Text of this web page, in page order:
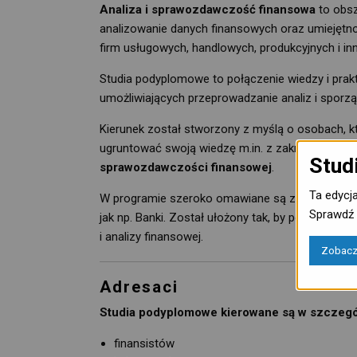
Analiza i sprawozdawczość finansowato
analizowanie danych finansowych oraz
firm usługowych, handlowych, produkcyjnych i
Studia podyplomowe to połączenie wiedzy i
umożliwiających przeprowadzanie analiz i
Kierunek został stworzony z myślą o osobach,
ugruntować swoją wiedzę m.in. z zakresu
sprawozdawczości finansowej.
W programie szeroko omawiane są
jak np. Banki. Został ułożony tak, by podnieść
i analizy finansowej.
Adresaci
Studia podyplomowe kierowane są w
finansistów
Ta